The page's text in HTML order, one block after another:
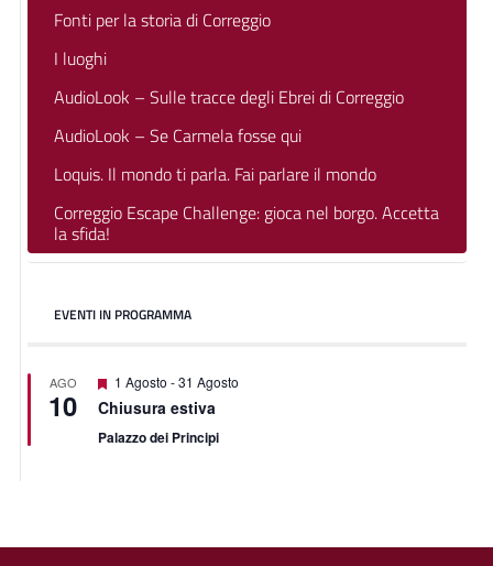
Fonti per la storia di Correggio
I luoghi
AudioLook – Sulle tracce degli Ebrei di Correggio
AudioLook – Se Carmela fosse qui
Loquis. Il mondo ti parla. Fai parlare il mondo
Correggio Escape Challenge: gioca nel borgo. Accetta
la sfida!
EVENTI IN PROGRAMMA
AGO
10
Segnalati
1 Agosto -31 Agosto
Chiusura estiva
Palazzo dei Principi